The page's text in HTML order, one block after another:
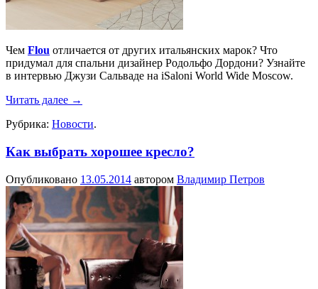
Чем Flou отличается от других итальянских марок? Что
придумал для спальни дизайнер Родольфо Дордони? Узнайте
в интервью Джузи Сальваде на iSaloni World Wide Moscow.
Читать далее →
Рубрика: Новости.
Как выбрать хорошее кресло?
Опубликовано 13.05.2014 автором Владимир Петров